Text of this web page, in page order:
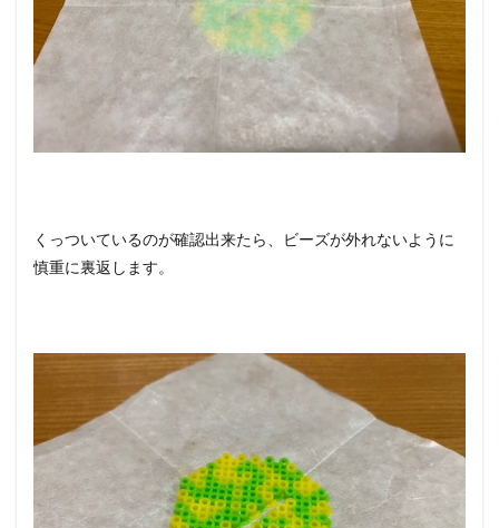
くっついているのが確認出来たら、ビーズが外れないように
慎重に裏返します。